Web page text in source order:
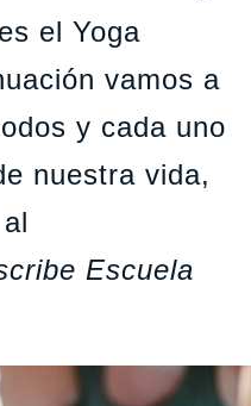
el Yoga
vamos a
y cada uno
nuestra vida,
Escuela